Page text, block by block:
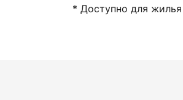
* Доступно для